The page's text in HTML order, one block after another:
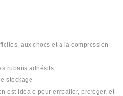
aux chocs et à la compression
rubans adhésifs
stockage
est idéale pour emballer, protéger, et